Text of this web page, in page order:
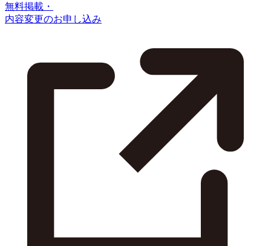
無料掲載・
内容変更のお申し込み